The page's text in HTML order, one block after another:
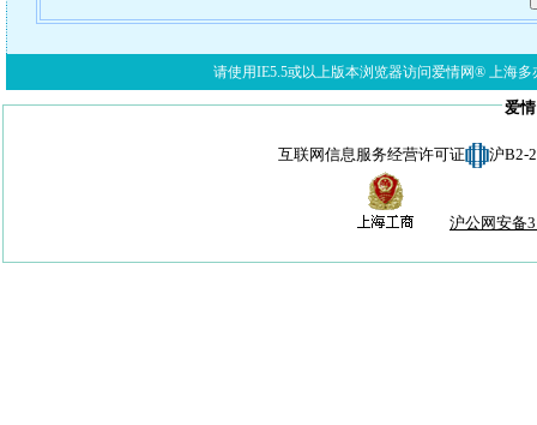
请使用IE5.5或以上版本浏览器访问爱情网® 上海多
爱
互联网信息服务经营许可证 沪B2-
沪公网安备